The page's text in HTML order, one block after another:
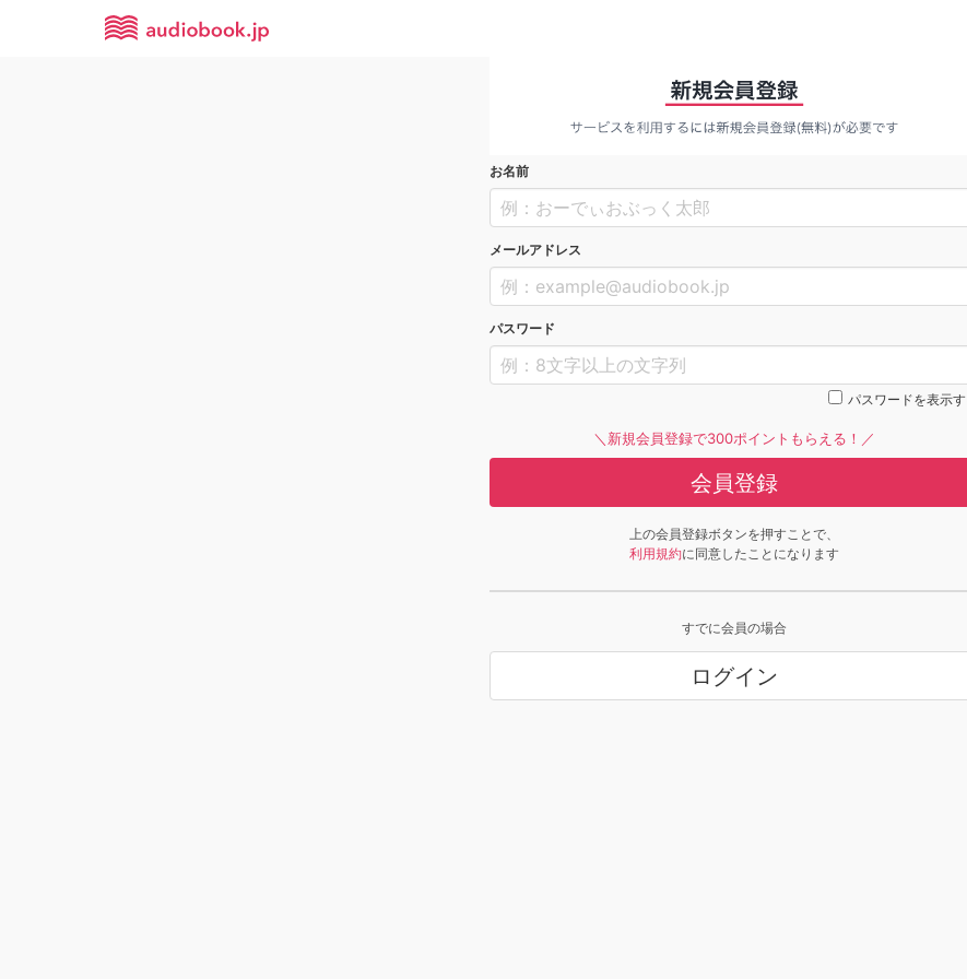
お名前
メールアドレス
パスワード
パスワードを表示
＼新規会員登録で300ポイントもらえる！／
会員登録
上の会員登録ボタンを押すことで、
利用規約に同意したことになります
すでに会員の場合
ログイン